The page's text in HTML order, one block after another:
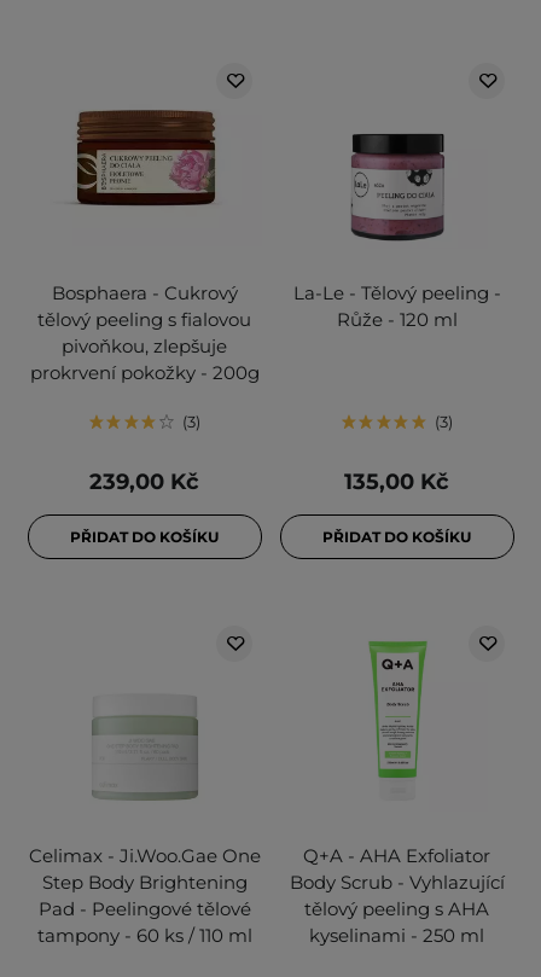
Bosphaera - Cukrový
tělový peeling s fialovou
pivoňkou, zlepšuje
prokrvení pokožky - 200g
3
239,00 Kč
PŘIDAT DO KOŠÍKU
La-Le - Tělový peeling -
Růže - 120 ml
3
135,00 Kč
PŘIDAT DO KOŠÍKU
Celimax - Ji.Woo.Gae One
Step Body Brightening
Pad - Peelingové tělové
tampony - 60 ks / 110 ml
Q+A - AHA Exfoliator
Body Scrub - Vyhlazující
tělový peeling s AHA
kyselinami - 250 ml